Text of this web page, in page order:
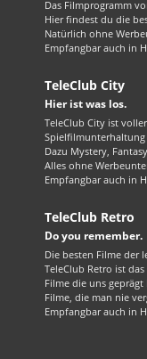
Das Filmprogramm
Hier findest du die
Natürlich ohne
Empfangbar auch in
TeleClub City
Hier ist was los.
TeleClub City ist
Spielfilmunterhaltung
Dazu Mystery,
Alles ohne
Empfangbar auch in
TeleClub Retro
Do you remember.
Die besten Filme der
TeleClub Retro ist
Filme die uns geprägt
Filme, die man nie
Empfangbar auch in